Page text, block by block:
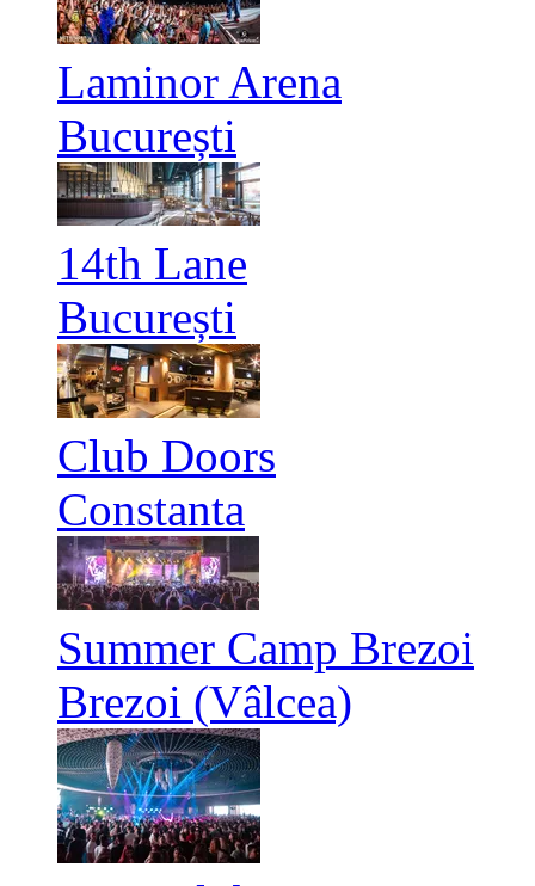
Laminor Arena
București
14th Lane
București
Club Doors
Constanta
Summer Camp Brezoi
Brezoi (Vâlcea)